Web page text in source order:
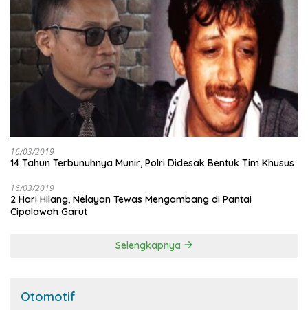
16/03/2019
14 Tahun Terbunuhnya Munir, Polri Didesak Bentuk Tim Khusus
16/03/2019
2 Hari Hilang, Nelayan Tewas Mengambang di Pantai
Cipalawah Garut
Selengkapnya
Otomotif